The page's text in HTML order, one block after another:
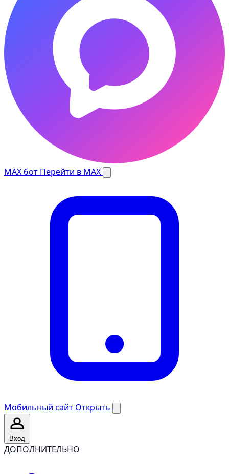
MAX бот Перейти в MAX
Мобильный сайт Открыть
Вход
ДОПОЛНИТЕЛЬНО